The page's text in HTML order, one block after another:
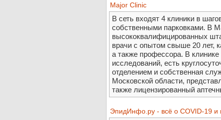
Major Clinic
В сеть входят 4 клиники в
собственными парковками. В
высококвалифицированных
врачи с опытом свыше 20 лет,
а также профессора. В
исследований, есть
отделением и собственная
Московской области,
также лицензированный
ЭпидИнфо.ру - всё о COVID-19 и